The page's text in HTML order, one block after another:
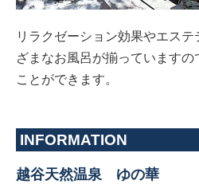
リラクゼーション効果やエステ
ざまなお風呂が揃っています
ことができます。
INFORMATION
越谷天然温泉 ゆの華